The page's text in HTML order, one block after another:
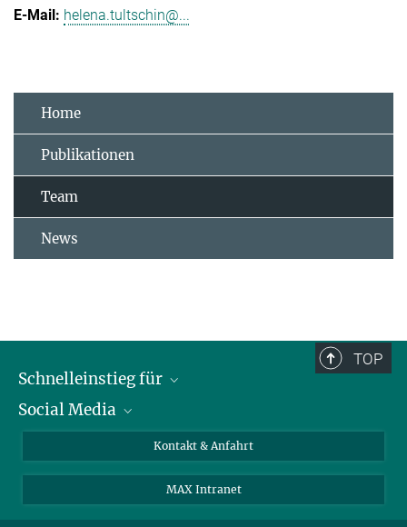
helena.tultschin@...
Home
Publikationen
Team
News
TOP
Schnelleinstieg für
Journalist*innen
Bewerbende
Social Media
Instagram
LinkedIn
Kontakt & Anfahrt
MAX Intranet